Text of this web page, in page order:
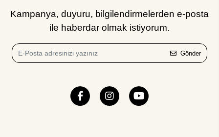
Kampanya, duyuru, bilgilendirmelerden e-posta
ile haberdar olmak istiyorum.
Gönder